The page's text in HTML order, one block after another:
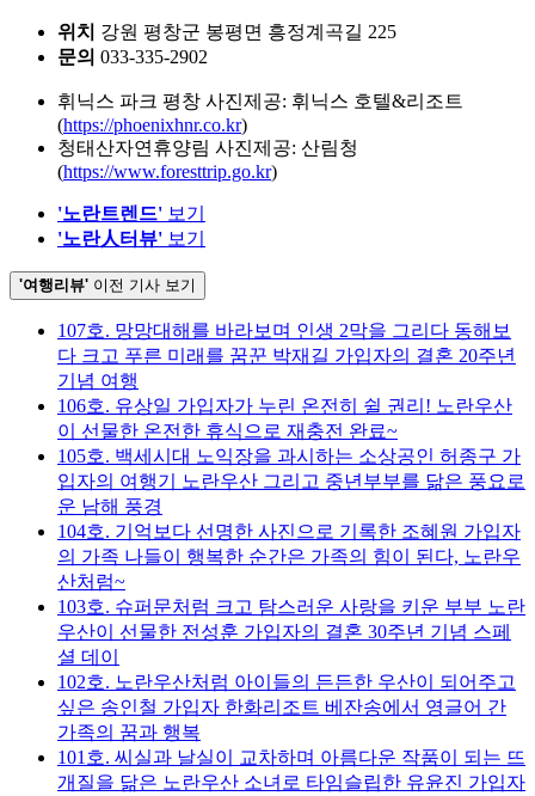
위치 강원 평창군 봉평면 흥정계곡길 225
문의 033-335-2902
휘닉스 파크 평창 사진제공: 휘닉스 호텔&리조트
(https://phoenixhnr.co.kr)
청태산자연휴양림 사진제공: 산림청
(https://www.foresttrip.go.kr)
'노란트렌드' 보기
'노란人터뷰' 보기
'여행리뷰' 이전 기사 보기
107호. 망망대해를 바라보며 인생 2막을 그리다 동해보
다 크고 푸른 미래를 꿈꾼 박재길 가입자의 결혼 20주년
기념 여행
106호. 유상일 가입자가 누린 온전히 쉴 권리! 노란우산
이 선물한 온전한 휴식으로 재충전 완료~
105호. 백세시대 노익장을 과시하는 소상공인 허종구 가
입자의 여행기 노란우산 그리고 중년부부를 닮은 풍요로
운 남해 풍경
104호. 기억보다 선명한 사진으로 기록한 조혜원 가입자
의 가족 나들이 행복한 순간은 가족의 힘이 된다, 노란우
산처럼~
103호. 슈퍼문처럼 크고 탐스러운 사랑을 키운 부부 노란
우산이 선물한 전성훈 가입자의 결혼 30주년 기념 스페
셜 데이
102호. 노란우산처럼 아이들의 든든한 우산이 되어주고
싶은 송인철 가입자 한화리조트 베잔송에서 영글어 간
가족의 꿈과 행복
101호. 씨실과 날실이 교차하며 아름다운 작품이 되는 뜨
개질을 닮은 노란우산 소녀로 타임슬립한 유윤진 가입자